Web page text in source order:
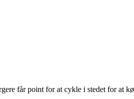
får point for at cykle i stedet for at